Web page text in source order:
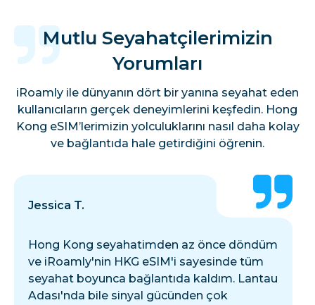
Mutlu Seyahatçilerimizin
Yorumları
iRoamly ile dünyanın dört bir yanına seyahat eden
kullanıcıların gerçek deneyimlerini keşfedin. Hong
Kong eSIM’lerimizin yolculuklarını nasıl daha kolay
ve bağlantıda hale getirdiğini öğrenin.
Jessica T.
Hong Kong seyahatimden az önce döndüm
ve iRoamly'nin HKG eSIM'i sayesinde tüm
seyahat boyunca bağlantıda kaldım. Lantau
Adası'nda bile sinyal gücünden çok